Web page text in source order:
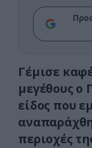
Γέμισε
μεγέθους ο
είδος που
περιοχές